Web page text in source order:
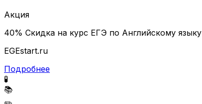
Акция
40% Скидка на курс ЕГЭ по Английскому языку
EGEstart.ru
Подробнее
🧪
📚